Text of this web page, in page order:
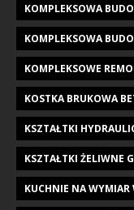
KOMPLEKSOWA
KOMPLEKSOWA
KOMPLEKSOWE
KOSTKA BRUKOWA
KSZTAŁTKI
KSZTAŁTKI ŻELIWNE
KUCHNIE NA WYMIAR